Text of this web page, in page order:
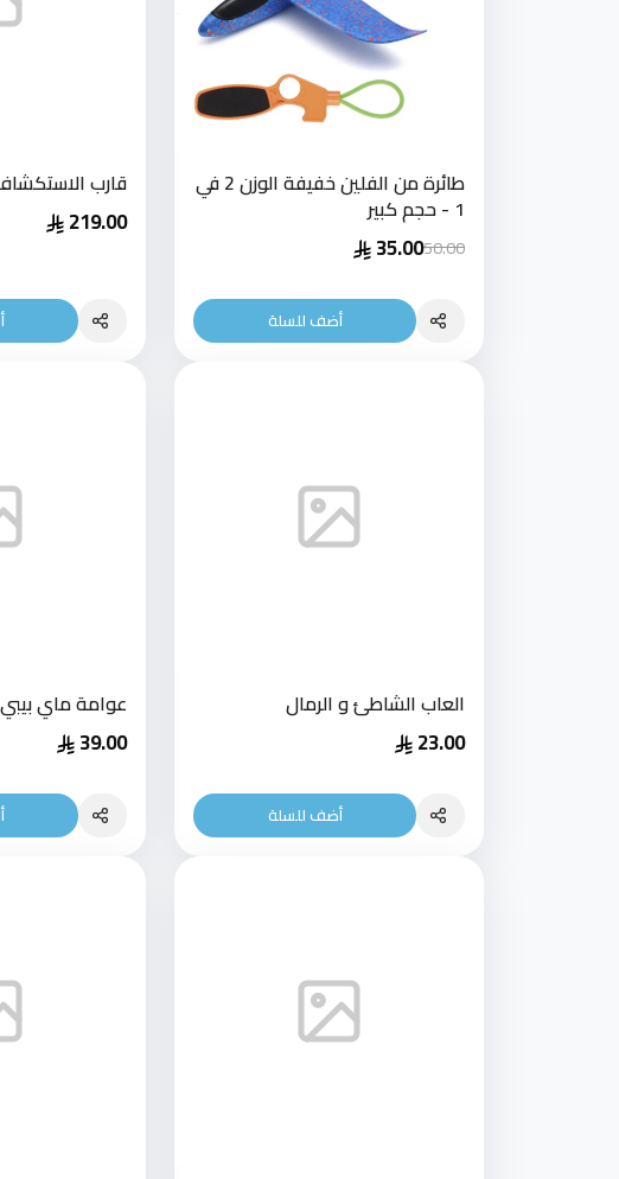
طائرة من الفلين خفيفة الوزن 2 في
1 - حجم كبير
50.00
35.00
أضف للسلة
قارب
219.00
العاب الشاطئ و الرمال
23.00
أضف للسلة
عوامة ماي
39.00